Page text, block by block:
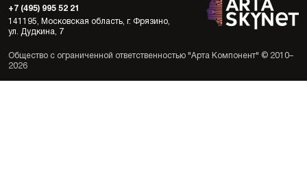
Общество с ограниченной ответственностью "Арта Компонент" © 2010–
2026
+7 (495) 995 52 21
141195, Московская область, г. Фрязино,
ул. Дудкина, 7